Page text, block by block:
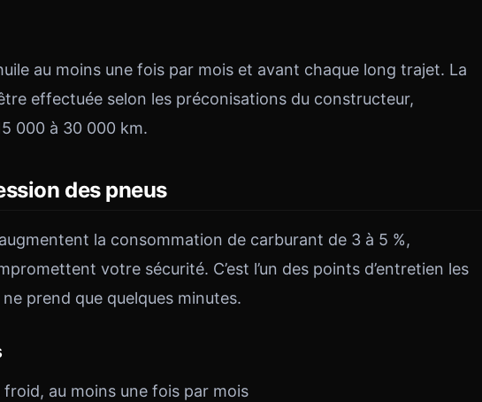
au moins une fois par mois et avant chaque long trajet. La
effectuée selon les préconisations du constructeur,
000 à 30 000 km.
des pneus
la consommation de carburant de 3 à 5 %,
votre sécurité. C’est l’un des points d’entretien les
ne prend que quelques minutes.
au moins une fois par mois